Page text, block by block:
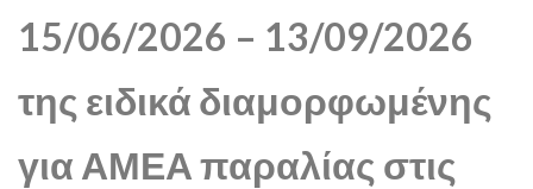
15/06/2026 – 13/09/2026
της ειδικά διαμορφωμένης
για ΑΜΕΑ παραλίας στις